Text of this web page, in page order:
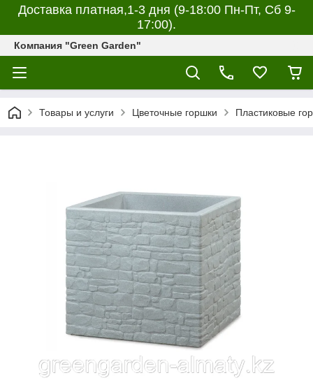
Доставка платная,1-3 дня (9-18:00 Пн-Пт, Сб 9-
17:00).
Компания "Green Garden"
Товары и услуги Цветочные горшки Пластиковые